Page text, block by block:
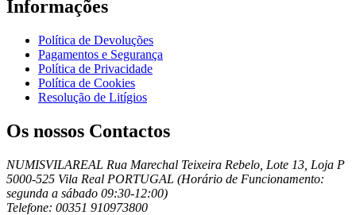
Informações
Política de Devoluções
Pagamentos e Segurança
Política de Privacidade
Política de Cookies
Resolução de Litígios
Os nossos Contactos
NUMISVILAREAL Rua Marechal Teixeira Rebelo, Lote 13, Loja P
5000-525 Vila Real PORTUGAL (Horário de Funcionamento:
segunda a sábado 09:30-12:00)
Telefone: 00351 910973800